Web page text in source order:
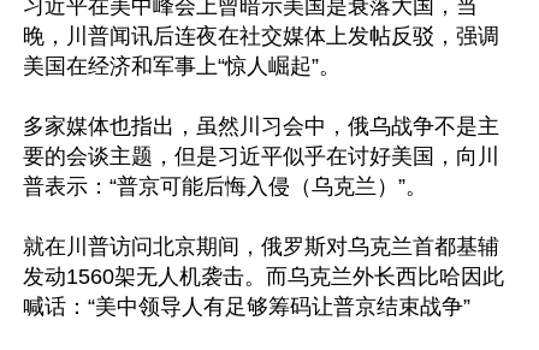
习近平在美中峰会上曾暗示美国是衰落大国，当
晚，川普闻讯后连夜在社交媒体上发帖反驳，强调
美国在经济和军事上“惊人崛起”。
多家媒体也指出，虽然川习会中，俄乌战争不是主
要的会谈主题，但是习近平似乎在讨好美国，向川
普表示：“普京可能后悔入侵（乌克兰）”。
就在川普访问北京期间，俄罗斯对乌克兰首都基辅
发动1560架无人机袭击。而乌克兰外长西比哈因此
喊话：“美中领导人有足够筹码让普京结束战争”